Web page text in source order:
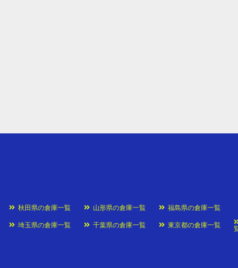
秋田県の倉庫一覧 山形県の倉庫一覧
福島県の倉庫一覧
埼玉県の倉庫一覧 千葉県の倉庫一覧 東京都の倉庫一覧